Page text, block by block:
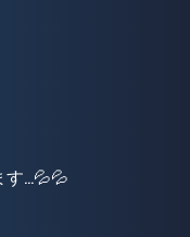
…💦💦